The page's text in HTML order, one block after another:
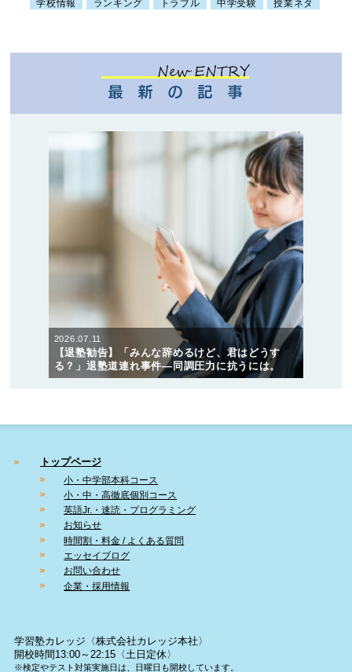
学校情報
ランキング トラブル 中学受験 授業ネタ
2026.07.11
【退塾勧告】「みんな辞めるけど、君はどうす
る？」退塾道連れ事件―同調圧力に抗うには。
トップページ
小・中学部本科コース
小・中・高徹底個別コース
英語Jr.・速読・プログラミング
お知らせ
時間割・料金 / よくある質問
エッセイブログ
お問い合わせ
企業・採用情報
学習塾カレッジ〈株式会社カレッジ本社〉
開校時間13:00～22:15〈土日定休〉
※検定やテスト対策実施日は、日曜日も開校しています。